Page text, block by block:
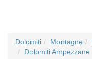
Dolomiti Montagne
Dolomiti Ampezzane